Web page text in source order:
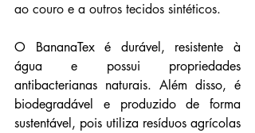
ao couro e a outros tecidos sintéticos.
O BananaTex é durável, resistente à
água e possui propriedades
antibacterianas naturais. Além disso, é
biodegradável e produzido de forma
sustentável, pois utiliza resíduos agrícolas